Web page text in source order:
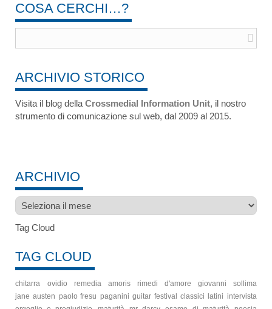
COSA CERCHI…?
ARCHIVIO STORICO
Visita il blog della Crossmedial Information Unit, il nostro
strumento di comunicazione sul web, dal 2009 al 2015.
ARCHIVIO
Archivio
Tag Cloud
TAG CLOUD
chitarra ovidio remedia amoris rimedi d'amore
giovanni sollima
jane austen paolo fresu paganini guitar festival classici latini intervista